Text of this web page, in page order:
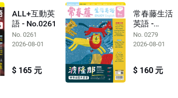
ALL+互動英
語 - No.0261
No. 0261
2026-08-01
$ 165 元
常春藤生活
英語 -
No.0279
No. 0279
2026-08-01
$ 160 元